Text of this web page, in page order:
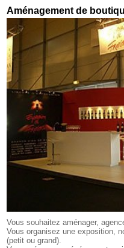
Aménagement de
Vous souhaitez aménager,
Vous organisez une exposition,
(petit ou grand).